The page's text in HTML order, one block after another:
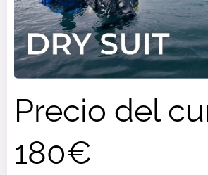
Precio del
180€